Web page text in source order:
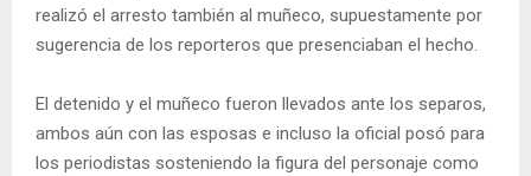
realizó el arresto también al muñeco, supuestamente por
sugerencia de los reporteros que presenciaban el hecho.
El detenido y el muñeco fueron llevados ante los separos,
ambos aún con las esposas e incluso la oficial posó para
los periodistas sosteniendo la figura del personaje como